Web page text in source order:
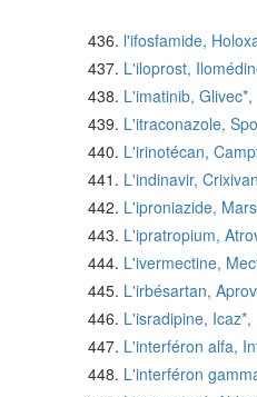
l'ifosfamide,
L'iloprost,
L'imatinib, Glivec*,
L'itraconazole,
L'irinotécan,
L'indinavir,
L'iproniazide,
L'ipratropium,
L'ivermectine,
L'irbésartan,
L'isradipine, Icaz*,
L'interféron alfa,
L'interféron